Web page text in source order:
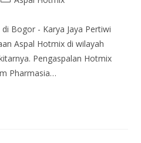
Bogor - Karya Jaya Pertiwi
Aspal Hotmix di wilayah
Pengaspalan Hotmix
Pharmasia…